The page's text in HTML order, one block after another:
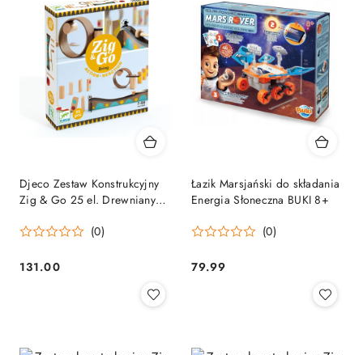
Djeco Zestaw Konstrukcyjny
Zig & Go 25 el. Drewniany
(0)
Cena:
131.00
Łazik Marsjański do składania
Energia Słoneczna BUKI 8+
(0)
Cena:
79.99